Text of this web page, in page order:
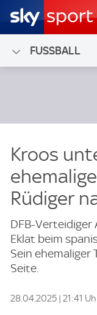
FUSSBALL
Kroos
Rüdiger
DFB-Verteidiger
Eklat beim
Sein ehemaliger
Seite.
28.04.2025 | 21:41